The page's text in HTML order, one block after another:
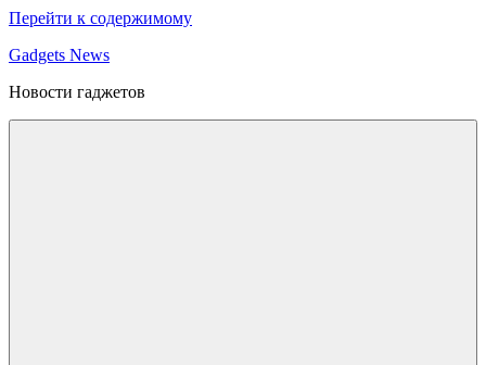
Перейти к содержимому
Gadgets News
Новости гаджетов